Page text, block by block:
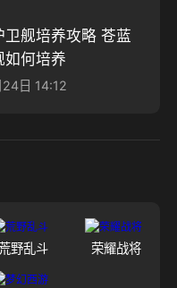
卫舰培养攻略 苍蓝
如何培养
日 14:12
野乱斗 荣耀战将